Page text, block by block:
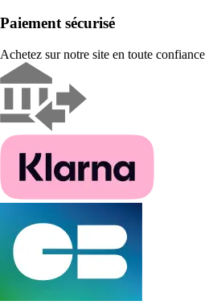
Paiement sécurisé
Achetez sur notre site en toute confiance